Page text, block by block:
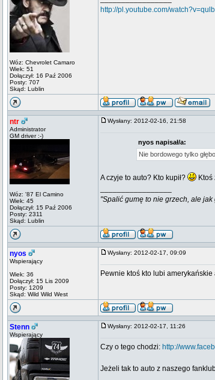
Wóz: Chevrolet Camaro
Wiek: 51
Dołączył: 16 Paź 2006
Posty: 707
Skąd: Lublin
http://pl.youtube.com/
ntr
Administrator
GM driver :-)
Wóz: '87 El Camino
Wiek: 45
Dołączył: 15 Paź 2006
Posty: 2311
Skąd: Lublin
Wysłany: 2012-02-16, 21:58
nyos napisał/a:
Nie bordowego tylko
A czyje to auto? Kto kupił?
"Spalić gumę to nie grzech, ale
nyos
Wspierający
Wiek: 36
Dołączył: 15 Lis 2009
Posty: 1209
Skąd: Wild Wild West
Wysłany: 2012-02-17, 09:09
Pewnie ktoś kto lubi amerykańskie
Stenn
Wspierający
Wysłany: 2012-02-17, 11:26
Czy o tego chodzi: http://
Jeżeli tak to auto z naszego